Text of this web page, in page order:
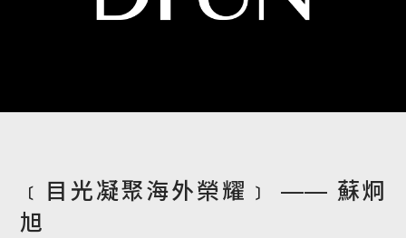
們 About DFUN
﹝目光凝聚海外榮耀﹞ —— 蘇炯
旭